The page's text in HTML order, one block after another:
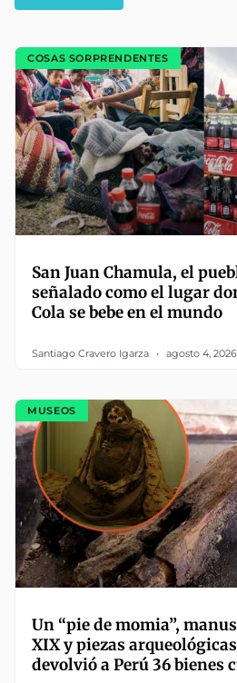
COSAS SORPRENDENTES
San Juan Chamula, el
señalado como el lugar
Cola se bebe en el mundo
Santiago Cravero Igarza agosto 4, 2026
MUSEOS
Un “pie de momia”,
XIX y piezas
devolvió a Perú 36 bienes